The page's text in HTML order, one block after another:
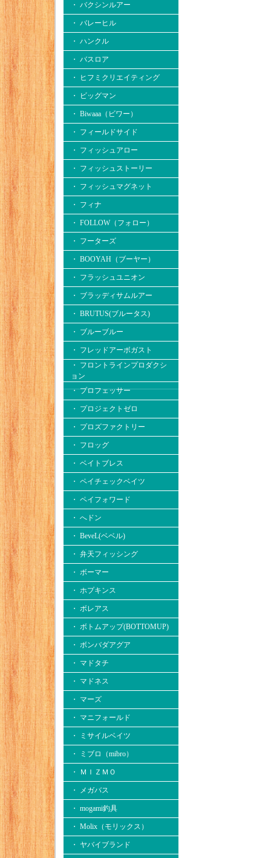
・ バクシンルアー
・ バレーヒル
・ ハンクル
・ バスロア
・ ヒフミクリエイティング
・ ビッグマン
・ Biwaaa（ビワー）
・ フィールドサイド
・ フィッシュアロー
・ フィッシュストーリー
・ フィッシュマグネット
・ フィナ
・ FOLLOW（フォロー）
・ フーターズ
・ BOOYAH（ブーヤー）
・ フラッシュユニオン
・ ブラッディサムルアー
・ BRUTUS(ブルータス)
・ ブルーブルー
・ フレッドアーボガスト
・ フロントラインプロダクシ
ョン
・ プロフェッサー
・ プロジェクトゼロ
・ プロズファクトリー
・ フロッグ
・ ベイトブレス
・ ペイチェックベイツ
・ ペイフォワード
・ へドン
・ BeveL(ベベル)
・ 弁天フィッシング
・ ボーマー
・ ホプキンス
・ ボレアス
・ ボトムアップ(BOTTOMUP)
・ ボンバダアグア
・ マドタチ
・ マドネス
・ マーズ
・ マニフォールド
・ ミサイルベイツ
・ ミブロ（mibro）
・ ＭＩＺＭＯ
・ メガバス
・ mogami釣具
・ Molix（モリックス）
・ ヤバイブランド